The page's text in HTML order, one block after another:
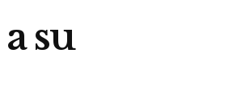
su